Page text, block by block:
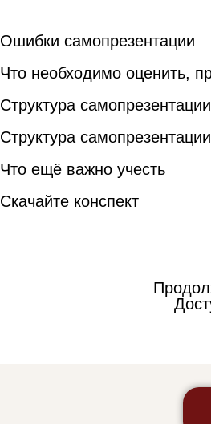
Ошибки самопрезентации
Что необходимо оценить,
Структура
Структура
Что ещё важно учесть
Скачайте конспект